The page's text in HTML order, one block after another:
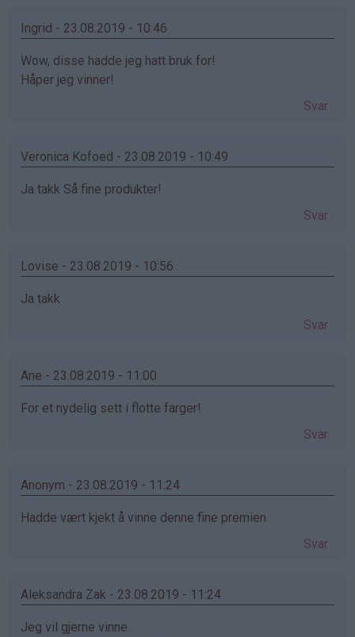
Ingrid - 23.08.2019 - 10:46
Wow, disse hadde jeg hatt bruk for!
Håper jeg vinner!
Svar
Veronica Kofoed - 23.08.2019 - 10:49
Ja takk Så fine produkter!
Svar
Lovise - 23.08.2019 - 10:56
Ja takk
Svar
Ane - 23.08.2019 - 11:00
For et nydelig sett i flotte farger!
Svar
Anonym - 23.08.2019 - 11:24
Hadde vært kjekt å vinne denne fine premien
Svar
Aleksandra Zak - 23.08.2019 - 11:24
Jeg vil gjerne vinne.